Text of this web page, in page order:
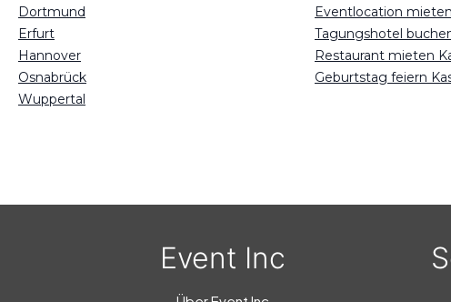
Dortmund
Erfurt
Hannover
Osnabrück
Wuppertal
Eventlocation
Tagungshotel
Restaurant mieten
Geburtstag feiern
Event Inc